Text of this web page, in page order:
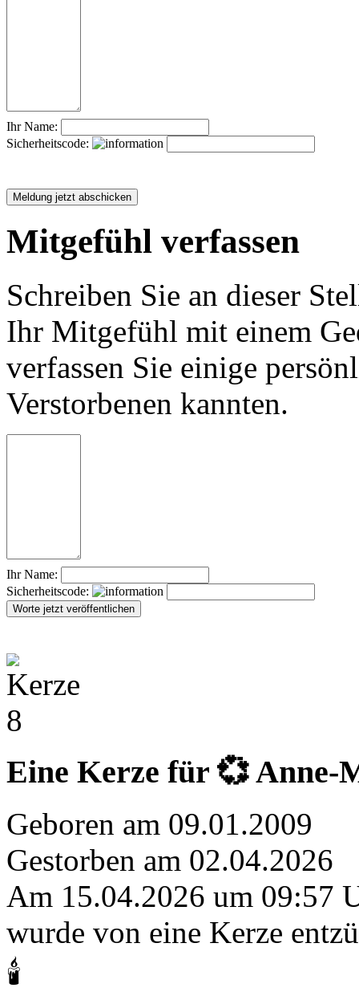
Ihr Name:
Sicherheitscode:
Mitgefühl verfassen
Schreiben Sie an dieser
Ihr Mitgefühl mit einem
verfassen Sie einige
Verstorbenen kannten.
Ihr Name:
Sicherheitscode:
Eine Kerze für 💞 Anne-
Geboren am 09.01.2009
Gestorben am 02.04.2026
Am 15.04.2026 um 09:57
wurde von eine Kerze
🕯